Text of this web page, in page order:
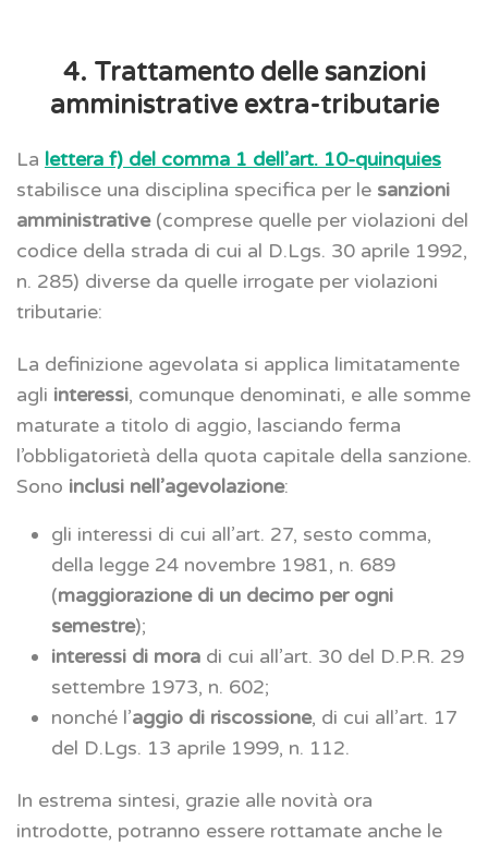
4. Trattamento delle sanzioni
amministrative extra-tributarie
La lettera f) del comma 1 dell’art. 10-quinquies
stabilisce una disciplina specifica per le sanzioni
amministrative(comprese quelle per violazioni del
codice della strada di cui al D.Lgs. 30 aprile 1992,
n. 285) diverse da quelle irrogate per violazioni
tributarie:
La definizione agevolata si applica limitatamente
agli interessi, comunque denominati, e alle somme
maturate a titolo di aggio, lasciando ferma
l’obbligatorietà della quota capitale della sanzione.
Sono inclusi nell’agevolazione:
gli interessi di cui all’art. 27, sesto comma,
della legge 24 novembre 1981, n. 689
(maggiorazione di un decimo per ogni
semestre);
interessi di mora di cui all’art. 30 del D.P.R. 29
settembre 1973, n. 602;
nonché l’aggio di riscossione, di cui all’art. 17
del D.Lgs. 13 aprile 1999, n. 112.
In estrema sintesi, grazie alle novità ora
introdotte, potranno essere rottamate anche le